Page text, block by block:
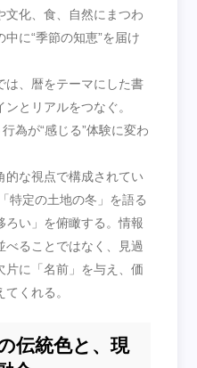
文化、食、自然にまつわ
に“季節の知恵”を届け
は、暦をテーマにした書
とリアルをつなぐ。
為が“感じる”体験に変わ
的な視点で構成されてい
特定の土地の冬」を語る
ろい」を俯瞰する。情報
べることではなく、見過
片に「名前」を与え、価
くれる。
伝統色と、現